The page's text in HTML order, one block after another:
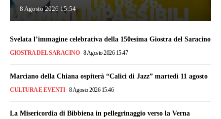
8 Agosto 2026 15:54
Svelata l’immagine celebrativa della 150esima Giostra del Saracino
GIOSTRA DEL SARACINO 8 Agosto 2026 15:47
Marciano della Chiana ospiterà “Calici di Jazz” martedì 11 agosto
CULTURA E EVENTI 8 Agosto 2026 15:46
La Misericordia di Bibbiena in pellegrinaggio verso la Verna